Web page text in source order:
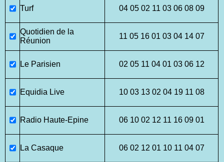
Turf 04 05 02 11 03 06 08 09
Quotidien de la
Réunion
11 05 16 01 03 04 14 07
Le Parisien 02 05 11 04 01 03 06 12
Equidia Live 10 03 13 02 04 19 11 08
Radio Haute-Epine 06 10 02 12 11 16 09 01
La Casaque 06 02 12 01 10 11 04 07